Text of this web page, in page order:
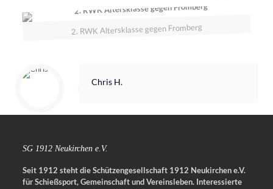
2. RWK Altersklasse gegen Fromberg
Chris H.
SG 1912 Neukirchen e.V.
Seit 1912 steht die Schützengesellschaft 1912 Neukirchen e.V.
für Schießsport, Gemeinschaft und Vereinsleben. Interessierte